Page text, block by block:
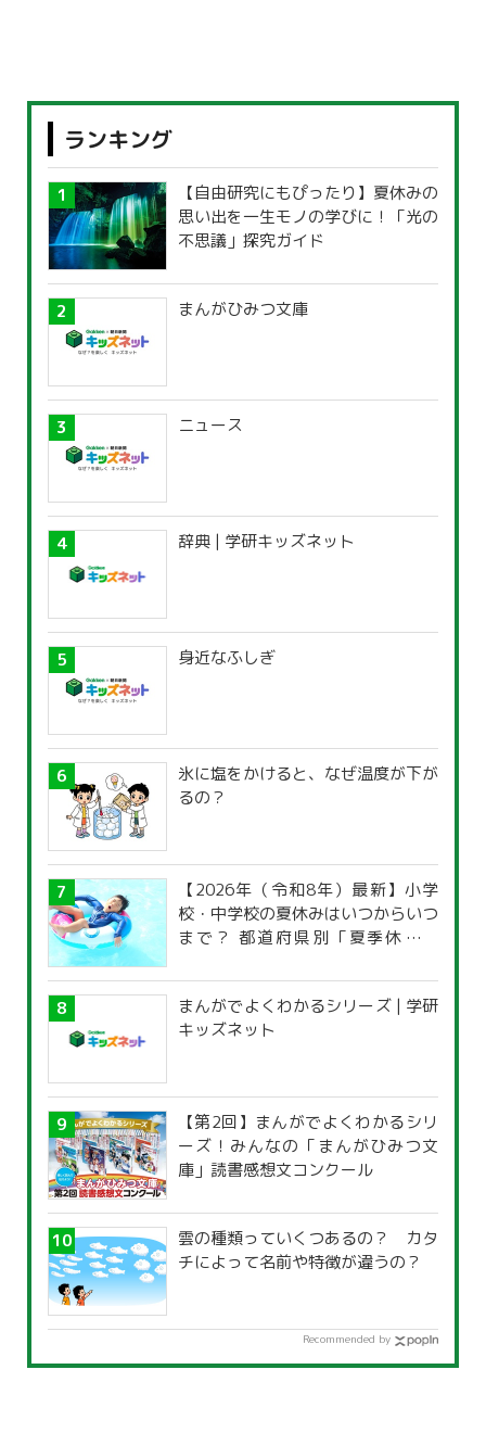
ランキング
【自由研究にもぴったり】夏休みの
思い出を一生モノの学びに！「光の
不思議」探究ガイド
まんがひみつ文庫
ニュース
辞典 | 学研キッズネット
身近なふしぎ
氷に塩をかけると、なぜ温度が下が
るの？
【2026年（令和8年）最新】小学
校・中学校の夏休みはいつからいつ
まで？ 都道府県別「夏季休暇一
まんがでよくわかるシリーズ | 学研
キッズネット
【第2回】まんがでよくわかるシリ
ーズ！みんなの「まんがひみつ文
庫」読書感想文コンクール
雲の種類っていくつあるの？ カタ
チによって名前や特徴が違うの？
Recommended by